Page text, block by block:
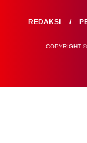
REDAKSI
COPYRIGHT